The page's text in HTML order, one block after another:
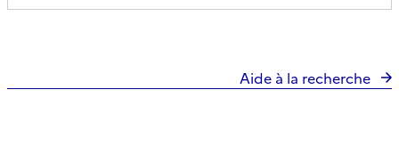
Aide à la recherche